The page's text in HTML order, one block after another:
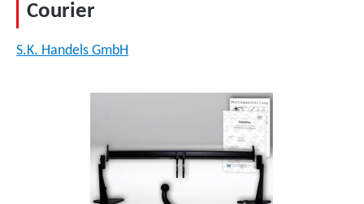
Courier
S.K. Handels GmbH